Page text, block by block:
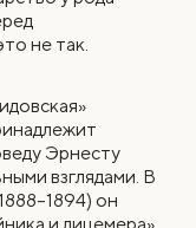
не так.
Эрнесту
взглядами. В
он